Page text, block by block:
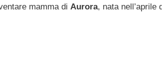
mamma di Aurora, nata nell’aprile